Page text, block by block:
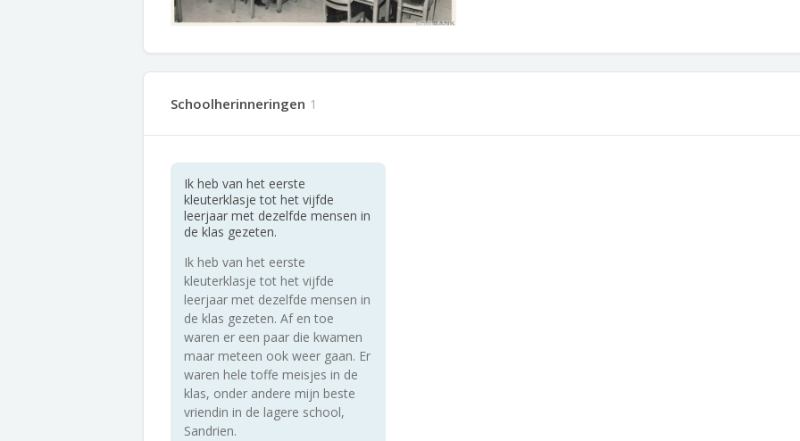
Schoolherinneringen 1
Ik heb van het eerste
kleuterklasje tot het vijfde
leerjaar met dezelfde mensen in
de klas gezeten.
Ik heb van het eerste
kleuterklasje tot het vijfde
leerjaar met dezelfde mensen in
de klas gezeten. Af en toe
waren er een paar die kwamen
maar meteen ook weer gaan. Er
waren hele toffe meisjes in de
klas, onder andere mijn beste
vriendin in de lagere school,
Sandrien.